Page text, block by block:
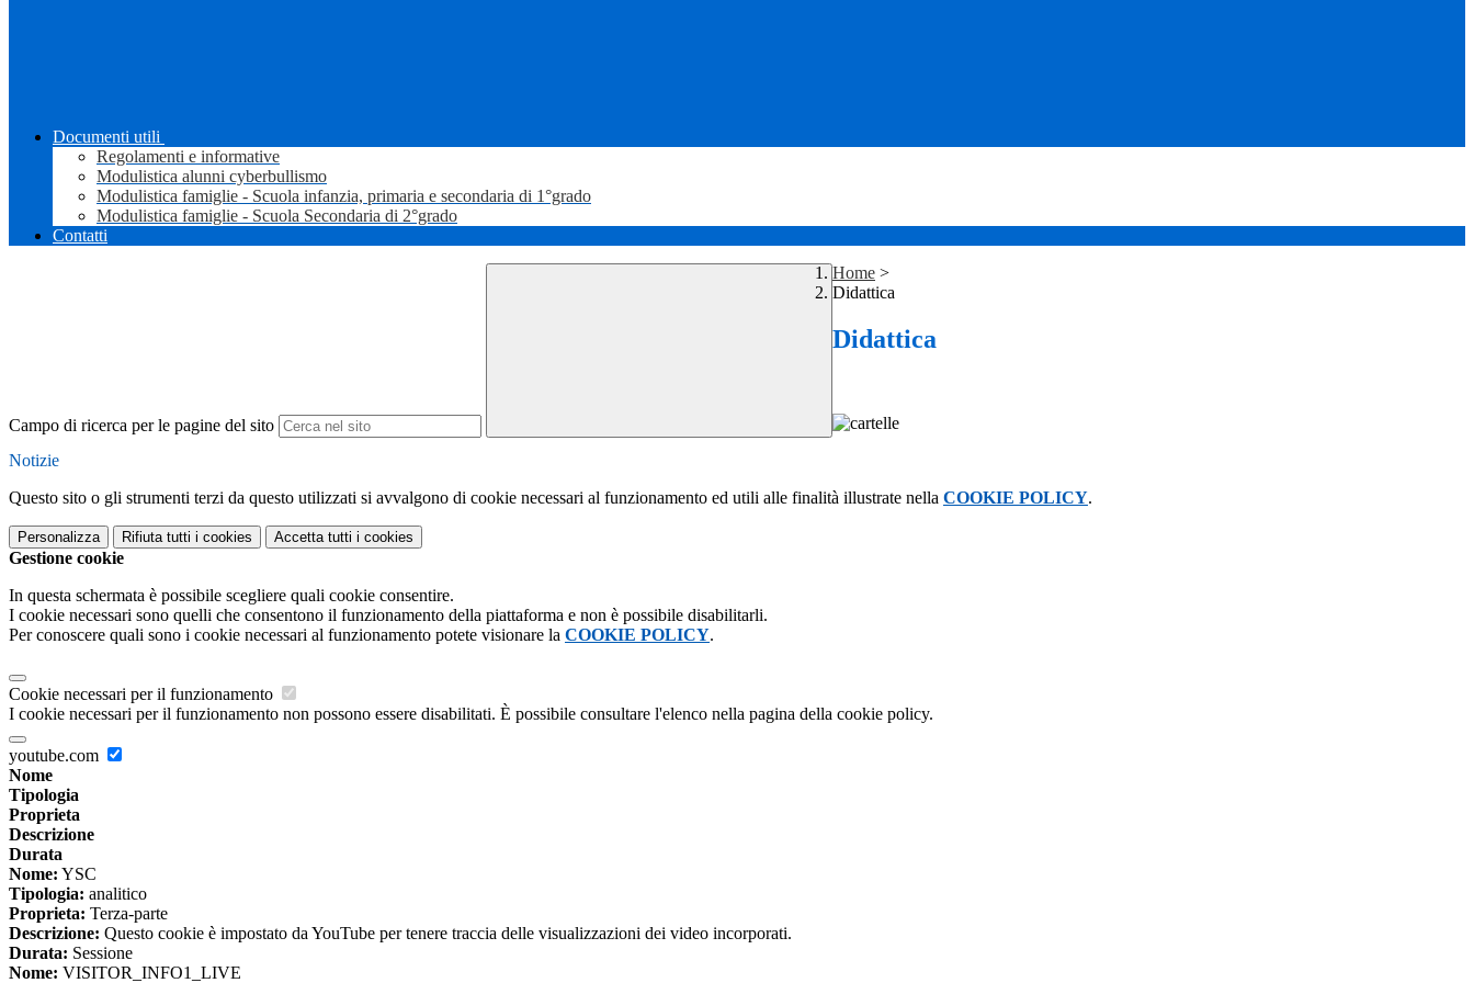
Documenti utili
Regolamenti e informative
Modulistica alunni cyberbullismo
Modulistica famiglie - Scuola infanzia, primaria e secondaria di 1°grado
Modulistica famiglie - Scuola Secondaria di 2°grado
Contatti
Campo di ricerca per le pagine del sito
Home >
Didattica
Didattica
Notizie
Questo sito o gli strumenti terzi da questo utilizzati si avvalgono di cookie necessari al funzionamento ed utili alle finalità illustrate nella COOKIE POLICY.
Personalizza Rifiuta tutti i cookies Accetta tutti i cookies
Gestione cookie
In questa schermata è possibile scegliere quali cookie consentire.
I cookie necessari sono quelli che consentono il funzionamento della piattaforma e non è possibile disabilitarli.
Per conoscere quali sono i cookie necessari al funzionamento potete visionare la COOKIE POLICY.
Cookie necessari per il funzionamento
I cookie necessari per il funzionamento non possono essere disabilitati. È possibile consultare l'elenco nella pagina della cookie policy.
youtube.com
Nome
Tipologia
Proprieta
Descrizione
Durata
Nome: YSC
Tipologia: analitico
Proprieta: Terza-parte
Descrizione: Questo cookie è impostato da YouTube per tenere traccia delle visualizzazioni dei video incorporati.
Durata: Sessione
Nome: VISITOR_INFO1_LIVE